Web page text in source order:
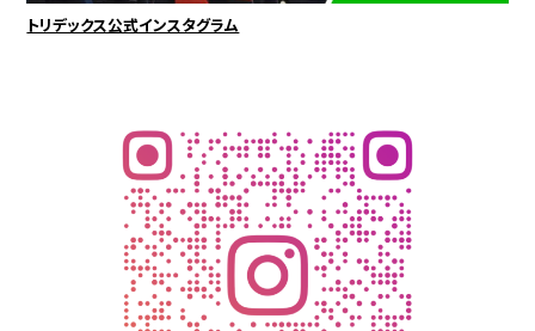
トリデックス公式インスタグラム